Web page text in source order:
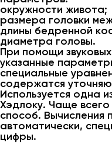
окружности живота;
размера головки
длины бедренной
диаметра головы.
При помощи
указанные
специальные
содержатся
Используется одна
Хэдлоку. Чаще
способ. Вычисления
автоматически,
цифры.